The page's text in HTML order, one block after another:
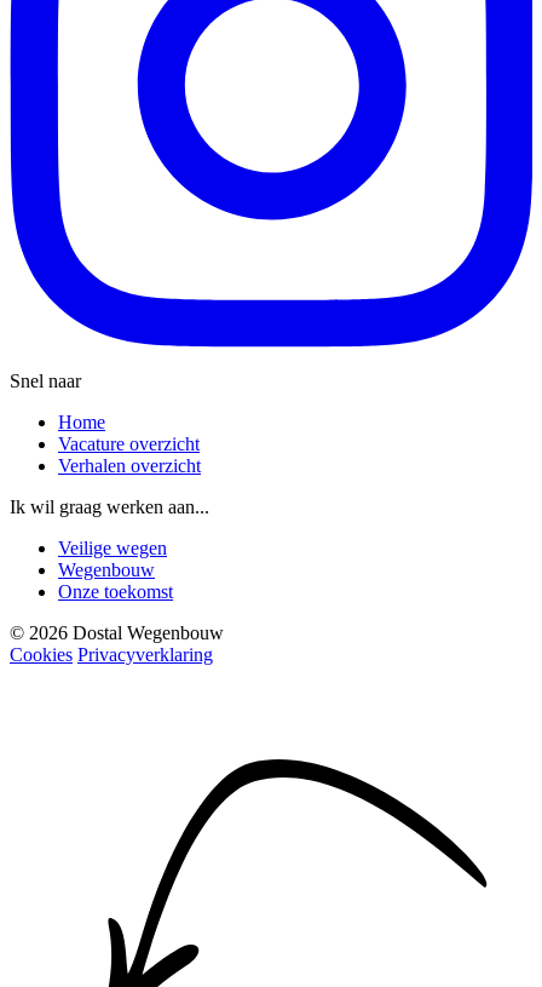
Snel naar
Home
Vacature overzicht
Verhalen overzicht
Ik wil graag werken aan...
Veilige wegen
Wegenbouw
Onze toekomst
© 2026 Dostal Wegenbouw
Cookies Privacyverklaring